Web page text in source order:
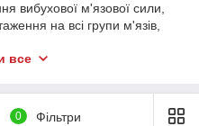
вибухової м'язової сили,
на всі групи м'язів,
показники
Україні. Ми є найбільш
все
0 Фільтри